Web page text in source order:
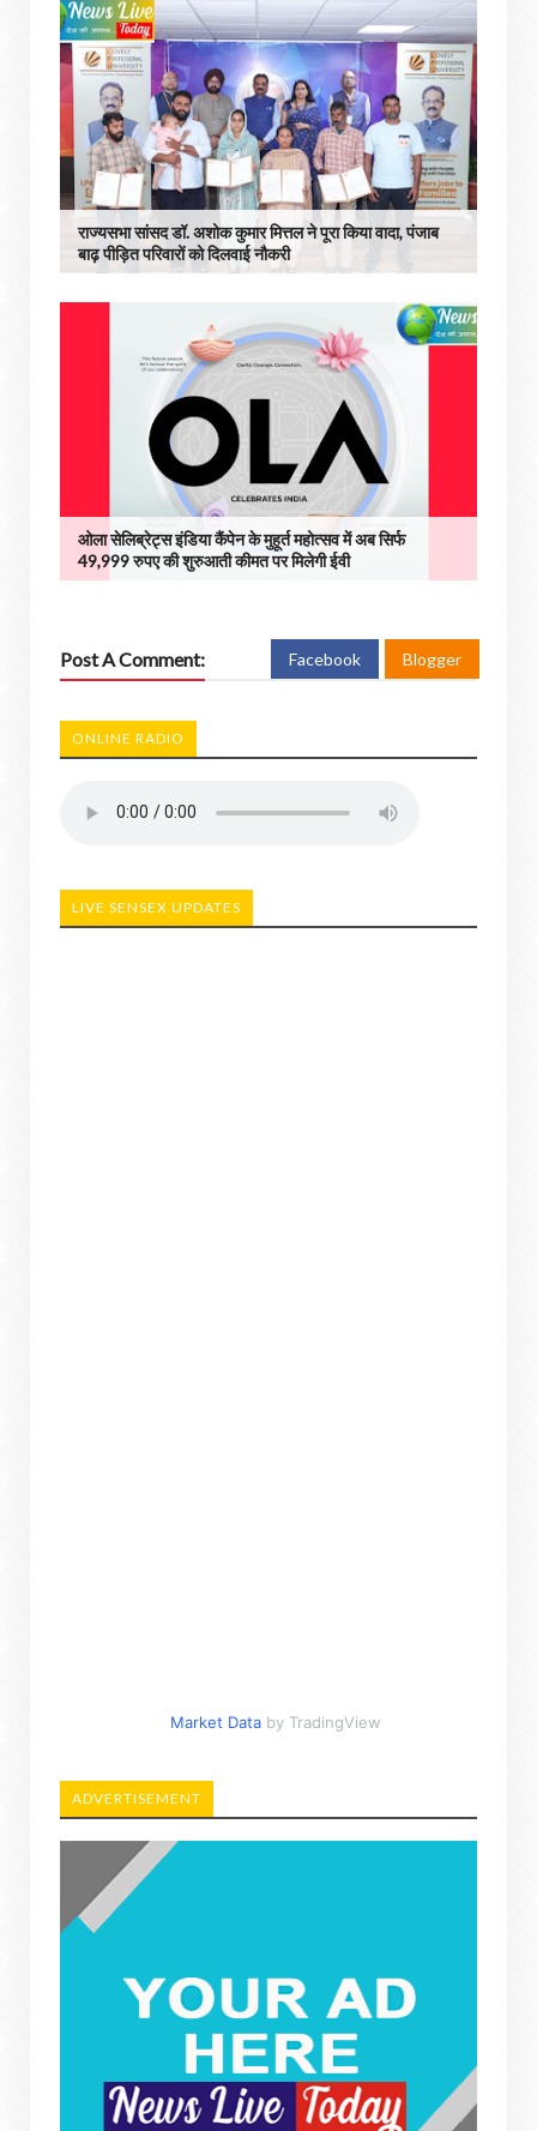
राज्यसभा सांसद डॉ. अशोक कुमार मित्तल ने पूरा किया वादा, पंजाब
बाढ़ पीड़ित परिवारों को दिलवाई नौकरी
ओला सेलिब्रेट्स इंडिया कैंपेन के मुहूर्त महोत्सव में अब सिर्फ
49,999 रुपए की शुरुआती कीमत पर मिलेगी ईवी
Post A Comment: Facebook Blogger
ONLINE RADIO
LIVE SENSEX UPDATES
Market Data by TradingView
ADVERTISEMENT